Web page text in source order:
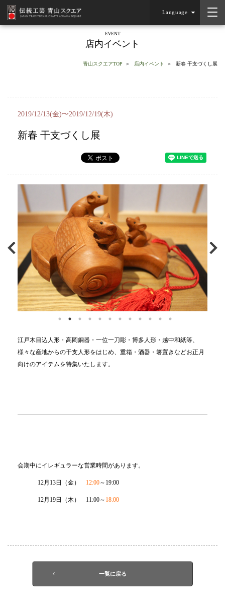
Language
EVENT
店内イベント
青山スクエアTOP 店内イベント 新春 干支づくし展
2019/12/13(金)〜2019/12/19(木)
新春 干支づくし展
江戸木目込人形・高岡銅器・一位一刀彫・博多人形・越中和紙等、
様々な産地からの干支人形をはじめ、重箱・酒器・箸置きなどお正月
向けのアイテムを特集いたします。
会期中にイレギュラーな営業時間があります。
12月13日（金） 12:00～19:00
12月19日（木） 11:00～ 18:00
一覧に戻る